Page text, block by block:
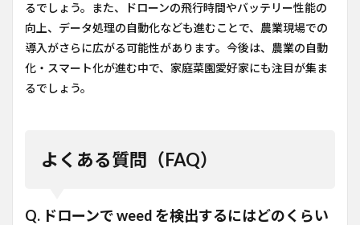
るでしょう。また、ドローンの飛行時間やバッテリー性能の
向上、データ処理の自動化なども進むことで、農業現場での
導入がさらに広がる可能性があります。今後は、農業の自動
化・スマート化が進む中で、家庭菜園愛好家にも注目が集ま
るでしょう。
よくある質問（FAQ）
Q. ドローンで weed を検出するにはどのくらい